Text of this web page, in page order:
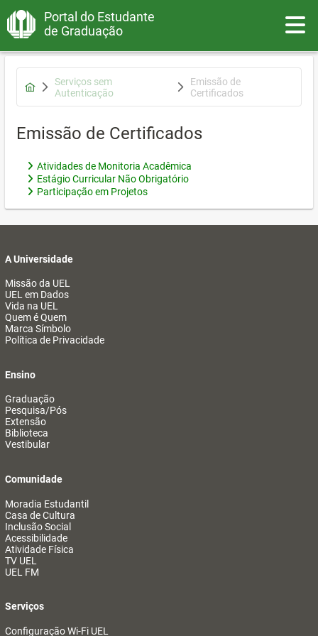
Portal do Estudante
de Graduação
Serviços sem
Autenticação
Emissão de
Certificados
Emissão de Certificados
Atividades de Monitoria Acadêmica
Estágio Curricular Não Obrigatório
Participação em Projetos
A Universidade
Missão da UEL
UEL em Dados
Vida na UEL
Quem é Quem
Marca Símbolo
Política de Privacidade
Ensino
Graduação
Pesquisa/Pós
Extensão
Biblioteca
Vestibular
Comunidade
Moradia Estudantil
Casa de Cultura
Inclusão Social
Acessibilidade
Atividade Física
TV UEL
UEL FM
Serviços
Configuração Wi-Fi UEL